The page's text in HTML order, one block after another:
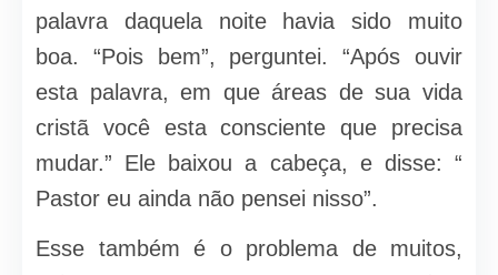
palavra daquela noite havia sido muito
boa. “Pois bem”, perguntei. “Após ouvir
esta palavra, em que áreas de sua vida
cristã você esta consciente que precisa
mudar.” Ele baixou a cabeça, e disse: “
Pastor eu ainda não pensei nisso”.
Esse também é o problema de muitos,